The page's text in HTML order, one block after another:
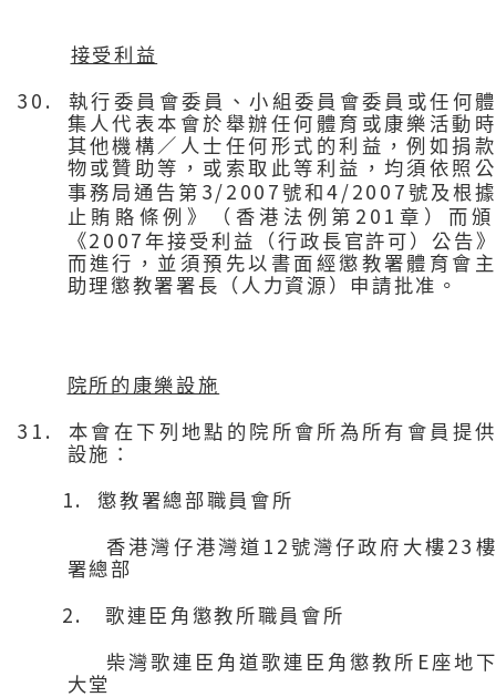
接受利益
30.
執行委員會委員、小組委員會委員或任何
集人代表本會於舉辦任何體育或康樂活動
其他機構／人士任何形式的利益，例如捐
物或贊助等，或索取此等利益，均須依照
事務局通告第 3/2007 號和4/2007 號及根
止賄賂條例》（香港法例第 201 章）而
《 2007年接受利益（行政長官許可）公告
而進行，並須預先以書面經懲教署體育會
助理懲教署署長（人力資源）申請批准。
院所的康樂設施
31.
本會在下列地點的院所會所為所有會員提
設施：
1.懲教署總部職員會所
香港灣仔港灣道 12 號灣仔政府大樓 23
署總部
2. 歌連臣角懲教所職員會所
柴灣歌連臣角道歌連臣角懲教所 E 座地
大堂